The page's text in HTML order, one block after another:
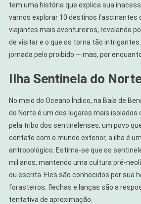
tem uma história que explica sua
vamos explorar 10 destinos fascinantes
viajantes mais aventureiros, revelando
de visitar e o que os torna tão
jornada pelo proibido — mas, por
Ilha Sentinela do
No meio do Oceano Índico, na Baía de
do Norte é um dos lugares mais isolados
pela tribo dos sentinelenses, um povo
contato com o mundo exterior, a ilha é
antropológico. Estima-se que os
mil anos, mantendo uma cultura pré-
ou escrita. Eles são conhecidos por sua
forasteiros: flechas e lanças são a
tentativa de aproximação.